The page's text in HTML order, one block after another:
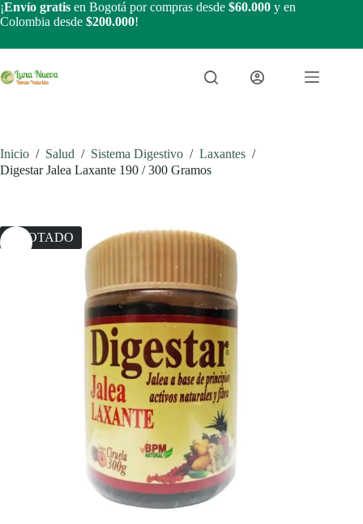
Saltar
al
¡Envío gratis en Bogotá por compras desde $60.000 y en
Colombia desde $200.000!
Inicio / Salud / Sistema Digestivo / Laxantes /
Digestar Jalea Laxante 190 / 300 Gramos
AGOTADO